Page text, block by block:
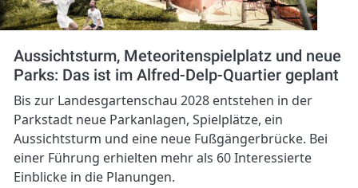
Aussichtsturm, Meteoritenspielplatz und neue
Parks: Das ist im Alfred-Delp-Quartier geplant
Bis zur Landesgartenschau 2028 entstehen in der
Parkstadt neue Parkanlagen, Spielplätze, ein
Aussichtsturm und eine neue Fußgängerbrücke. Bei
einer Führung erhielten mehr als 60 Interessierte
Einblicke in die Planungen.